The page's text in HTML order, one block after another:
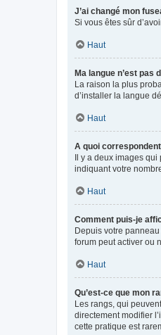
J’ai changé mon
Si vous êtes sûr
Haut
Ma langue n’est pas
La raison la plus
d’installer la langue
Haut
A quoi
Il y a deux images qui
indiquant votre
Haut
Comment puis-je
Depuis votre panneau
forum peut activer ou
Haut
Qu’est-ce que mon
Les rangs, qui
directement modifier
cette pratique est